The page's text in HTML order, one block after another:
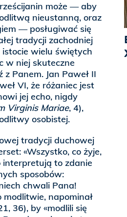
może — aby
nieustanną, oraz
— posługiwać się
tradycji zachodniej
wielu świętych
w niej skuteczne
Panem. Jan Paweł II
VI, że różaniec jest
jej echo, nigdy
Virginis Mariae, 4),
osobistej.
tradycji duchowej
«Wszystko, co żyje,
interpretują to zdanie
sposobów:
chwali Pana!
modlitwie, napominał
36), by «modlili się